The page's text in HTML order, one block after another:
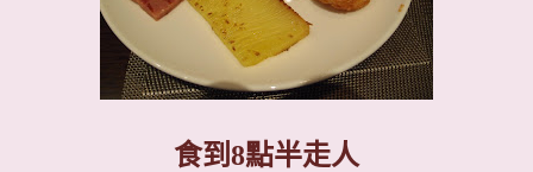
食到 8點半走人